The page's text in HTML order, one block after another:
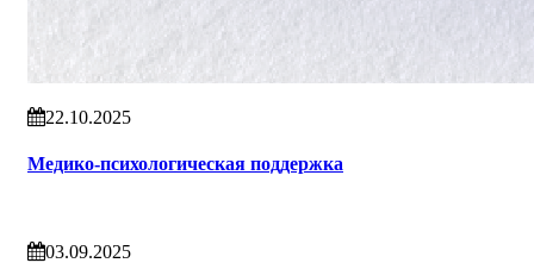
22.10.2025
Медико-психологическая поддержка
03.09.2025